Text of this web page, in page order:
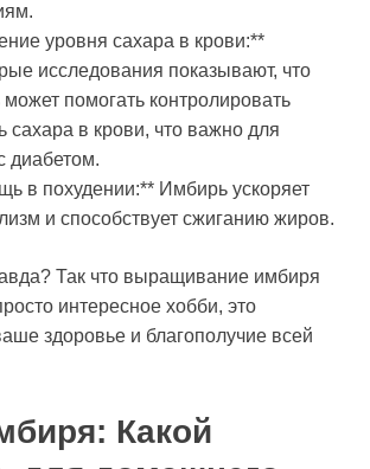
уровня сахара в крови:**
исследования показывают, что
помогать контролировать
сахара в крови, что важно для
диабетом.
в похудении:** Имбирь ускоряет
и способствует сжиганию жиров.
Так что выращивание имбиря
интересное хобби, это
здоровье и благополучие всей
Какой